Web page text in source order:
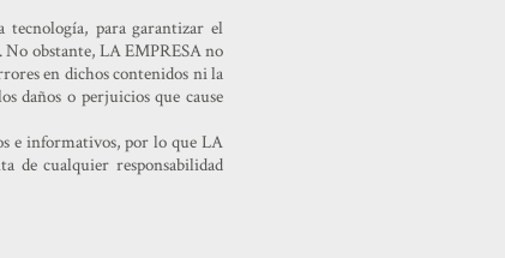
tecnología, para garantizar el
No obstante, LA EMPRESA no
en dichos contenidos ni la
daños o perjuicios que cause
e informativos, por lo que LA
de cualquier responsabilidad